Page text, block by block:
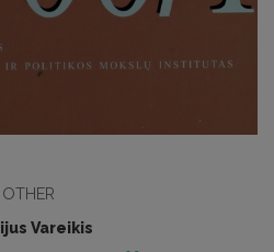
OTHER
Vareikis